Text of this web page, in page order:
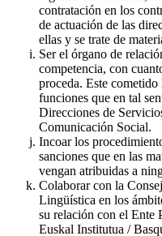
contratación en los
de actuación de las
ellas y se trate de
Ser el órgano de
competencia, con
proceda. Este
funciones que en tal
Direcciones de
Comunicación Social.
Incoar los
sanciones que en las
vengan atribuidas a
Colaborar con la
Lingüística en los
su relación con el Ente
Euskal Institutua /